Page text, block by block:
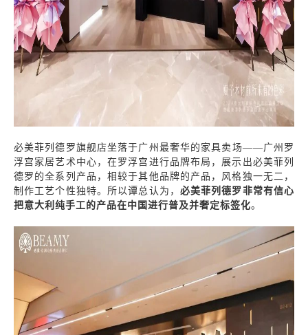
必美菲列德罗旗舰店坐落于广州最奢华的家具卖场——广州罗
浮宫家居艺术中心，在罗浮宫进行品牌布局，展示出必美菲列
德罗的全系列产品，相较于其他品牌的产品，风格独一无二，
制作工艺个性独特。所以谭总认为， 必美菲列德罗非常有信心
把意大利纯手工的产品在中国进行普及并奢定标签化。